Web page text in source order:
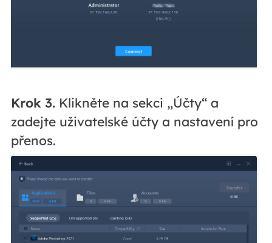
Krok 3.Klikněte na sekci „Účty“ a
zadejte uživatelské účty a nastavení pro
přenos.